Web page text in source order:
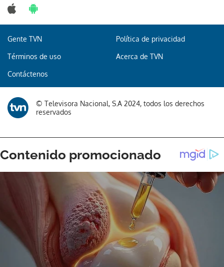
Gente TVN Política de privacidad
Términos de uso Acerca de TVN
Contáctenos
© Televisora Nacional, S.A 2024, todos los derechos
reservados